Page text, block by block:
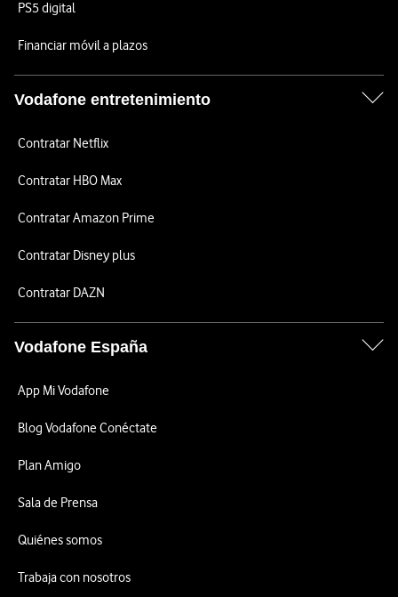
PS5 digital
Financiar móvil a plazos
Vodafone entretenimiento
Contratar Netflix
Contratar HBO Max
Contratar Amazon Prime
Contratar Disney plus
Contratar DAZN
Vodafone España
App Mi Vodafone
Blog Vodafone Conéctate
Plan Amigo
Sala de Prensa
Quiénes somos
Trabaja con nosotros